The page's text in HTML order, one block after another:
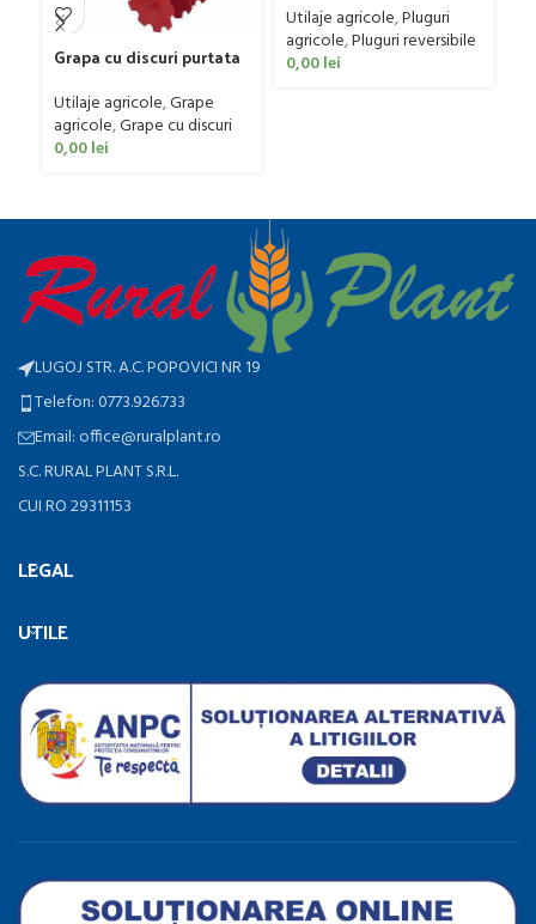
Grapa cu discuri purtata
Utilaje agricole,Grape
agricole,Grape cu discuri
0,00lei
4 D 95
Utilaje agricole,Pluguri
agricole,Pluguri reversibile
0,00lei
LUGOJ STR. A.C. POPOVICI NR 19
Telefon: 0773.926.733
Email: office@ruralplant.ro
S.C. RURAL PLANT S.R.L.
CUI RO 29311153
LEGAL
UTILE